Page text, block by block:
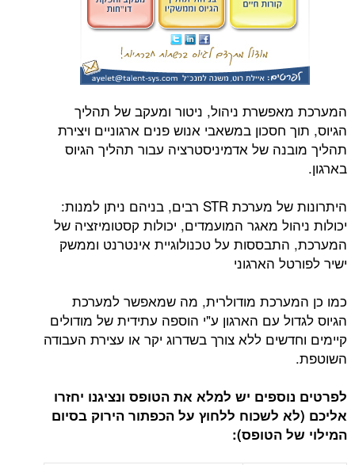
ניהול, ניטור ומעקב של תהליך
חסכון במשאבי אנוש פנים ארגוניים ויצירת
של אדמיניסטרציה עבור תהליך הגיוס
היתרונות של מערכת STR רבים, בניהם ניתן למנות:
מאגר המועמדים, יכולות קסטומיזציה של
על טכנולוגיית אינטרנט וממשק
הארגוני
מודולרית, מה שמאפשר למערכת
עם הארגון ע"י הוספה עתידית של מודולים
ללא צורך בשדרוג יקר או עצירת העבודה
יש למלא את הטופס ונציגנו יחזרו
לשכוח ללחוץ על הכפתור הירוק בסיום
הטופס):